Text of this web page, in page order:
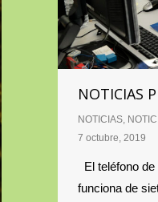
NOTICIAS
NOTICIAS,
7 octubre, 2019
El teléfono
funciona de